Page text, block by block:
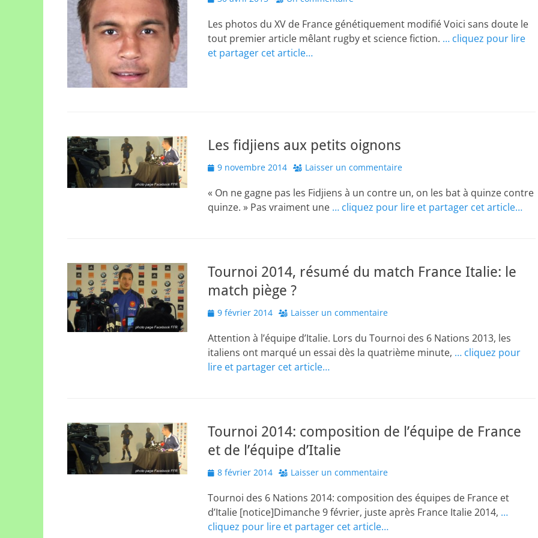
Les photos du XV de France génétiquement modifié Voici sans doute le
tout premier article mêlant rugby et science fiction. … cliquez pour lire
et partager cet article…
Les fidjiens aux petits oignons
Posted
9 novembre 2014 Laisser un commentaire
« On ne gagne pas les Fidjiens à un contre un, on les bat à quinze contre
quinze. » Pas vraiment une … cliquez pour lire et partager cet article…
Tournoi 2014, résumé du match France Italie: le
match piège ?
Posted
9 février 2014 Laisser un commentaire
Attention à l’équipe d’Italie. Lors du Tournoi des 6 Nations 2013, les
italiens ont marqué un essai dès la quatrième minute, … cliquez pour
lire et partager cet article…
Tournoi 2014: composition de l’équipe de France
et de l’équipe d’Italie
Posted
8 février 2014 Laisser un commentaire
Tournoi des 6 Nations 2014: composition des équipes de France et
d’Italie [notice]Dimanche 9 février, juste après France Italie 2014, …
cliquez pour lire et partager cet article…